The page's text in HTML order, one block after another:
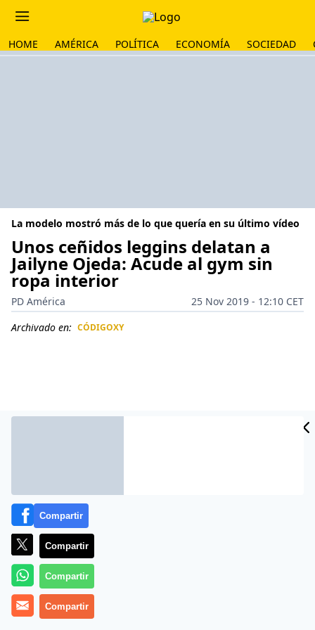
HOME AMÉRICA POLÍTICA ECONOMÍA SOCIEDAD
La modelo mostró más de lo que quería en su último vídeo
Unos ceñidos leggins delatan a
Jailyne Ojeda: Acude al gym sin
ropa interior
PD América
25 Nov 2019 - 12:10 CET
Archivado en: CÓDIGOXY
Más información
Compartir
Compartir
Compartir
Compartir